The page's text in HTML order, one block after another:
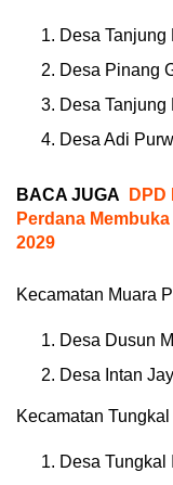
Desa Tanjung
Desa Pinang
Desa Tanjung
Desa Adi
BACA JUGA
Perdana
2029
Kecamatan Muara
Desa Dusun
Desa Intan
Kecamatan
Desa Tungkal